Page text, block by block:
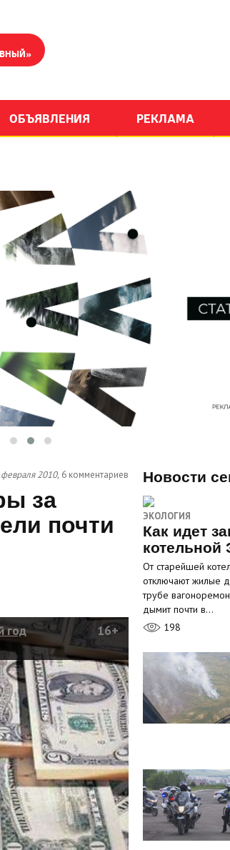
ОБЪЯВЛЕНИЯ РЕКЛАМА
февраля 2010, 6 комментариев
за
почти
год
16+
Новости
ЭКОЛОГИЯ
Как идет
котельной
От старейшей
отключают жилые
трубе
дымит почти в…
198